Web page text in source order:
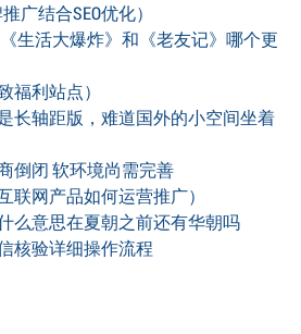
广结合SEO优化）
生活大爆炸》和《老友记》哪个更
福利站点）
长轴距版，难道国外的小空间坐着
倒闭 软环境尚需完善
联网产品如何运营推广）
么意思在夏朝之前还有华朝吗
核验详细操作流程